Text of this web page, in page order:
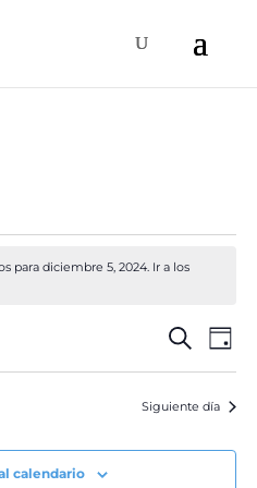
para diciembre 5, 2024. Ir a los
de
y
vistas
Buscar
de
de
Día
Siguiente día
calendario